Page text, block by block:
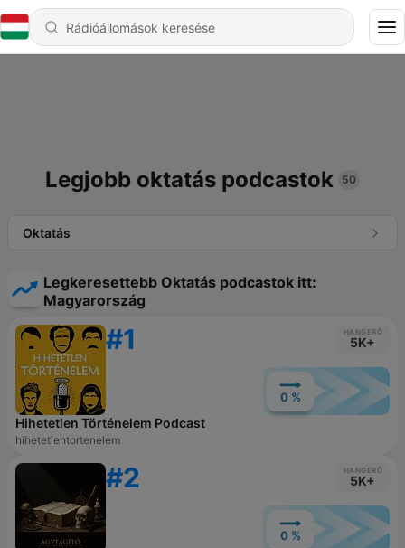
Legjobb oktatás podcastok 50
Oktatás
Legkeresettebb Oktatás podcastok itt:
Magyarország
#1 HANGERŐ
5K+
0 %
Hihetetlen Történelem Podcast
hihetetlentortenelem
#2 HANGERŐ
5K+
0 %